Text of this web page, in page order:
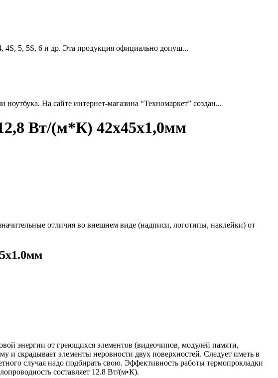
4S, 5, 5S, 6 и др. Эта продукция официально допущ...
На сайте интернет-магазина “Техномаркет” создан...
Вт/(м*К) 42х45х1,0мм
отличия во внешнем виде (надписи, логотипы, наклейки) от
энергии от греющихся элементов (видеочипов, модулей памяти,
и скрадывает элементы неровности двух поверхностей. Следует иметь в
случая надо подбирать свою. Эффективность работы термопрокладки
составляет 12.8 Вт/(м•К).